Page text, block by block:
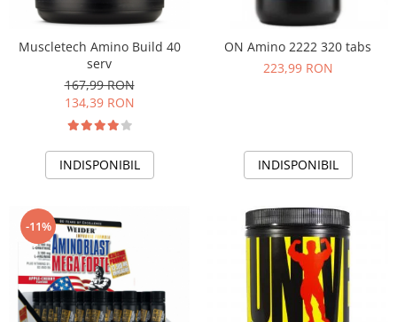
Muscletech Amino Build 40
serv
167,99 RON
134,39 RON
INDISPONIBIL
ON Amino 2222 320 tabs
223,99 RON
INDISPONIBIL
-11%